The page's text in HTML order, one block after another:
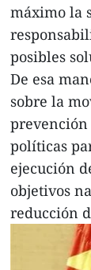
máximo la
posibles
De esa
sobre la
prevención
políticas
ejecución
objetivos
reducción